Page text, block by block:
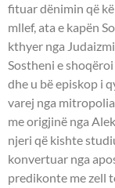
fituar dënimin që
mllef, ata e kapën
kthyer nga
Sostheni e
dhe u bë episkop i
varej nga
me origjinë nga
njeri që kishte
konvertuar nga
predikonte me zell